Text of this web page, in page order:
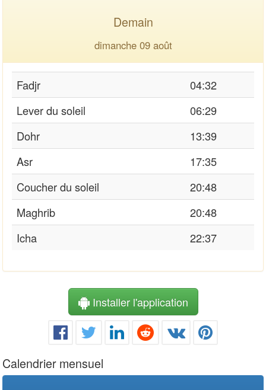
Demain
dimanche 09 août
Fadjr
04:32
Lever du soleil
06:29
Dohr
13:39
Asr
17:35
Coucher du soleil
20:48
Maghrib
20:48
Icha
22:37
Installer l'application
Calendrier mensuel